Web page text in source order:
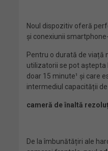
Noul dispozitiv oferă
și conexiunii
Pentru o durată de viață
utilizatorii se pot aștepta
doar 15 minute¹ și care
intermediul capacității
cameră de înaltă
De la îmbunătățiri ale